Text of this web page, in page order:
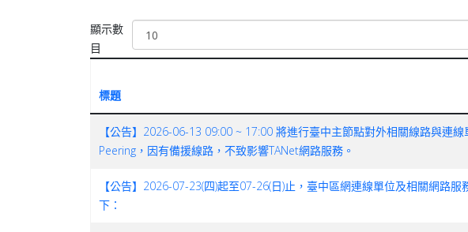
顯示數
目
標題
【公告】2026-06-13 09:00 ~ 17:00 將進行臺中主節點對外相關線路與連
Peering，因有備援線路，不致影響TANet網路服務。
【公告】2026-07-23(四)起至07-26(日)止，臺中區網連線單位及相關網路
下：